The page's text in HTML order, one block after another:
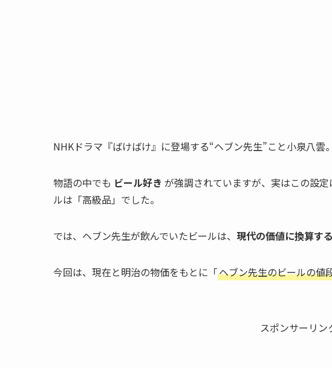
NHKドラマ『ばけばけ』に登場する“ヘブン先生”こと小泉八雲。
物語の中でも ビール好き が強調されていますが、実はこの設
ルは「高級品」でした。
では、ヘブン先生が飲んでいたビールは、 現代の価値に換算す
今回は、現在と明治の物価をもとに「ヘブン先生のビールの値
スポンサーリン